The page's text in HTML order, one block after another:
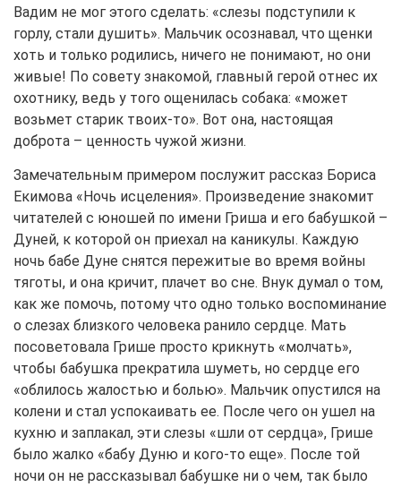
Вадим не мог этого сделать: «слезы подступили к
горлу, стали душить». Мальчик осознавал, что щенки
хоть и только родились, ничего не понимают, но они
живые! По совету знакомой, главный герой отнес их
охотнику, ведь у того ощенилась собака: «может
возьмет старик твоих-то». Вот она, настоящая
доброта – ценность чужой жизни.
Замечательным примером послужит рассказ Бориса
Екимова «Ночь исцеления». Произведение знакомит
читателей с юношей по имени Гриша и его бабушкой –
Дуней, к которой он приехал на каникулы. Каждую
ночь бабе Дуне снятся пережитые во время войны
тяготы, и она кричит, плачет во сне. Внук думал о том,
как же помочь, потому что одно только воспоминание
о слезах близкого человека ранило сердце. Мать
посоветовала Грише просто крикнуть «молчать»,
чтобы бабушка прекратила шуметь, но сердце его
«облилось жалостью и болью». Мальчик опустился на
колени и стал успокаивать ее. После чего он ушел на
кухню и заплакал, эти слезы «шли от сердца», Грише
было жалко «бабу Дуню и кого-то еще». После той
ночи он не рассказывал бабушке ни о чем, так было